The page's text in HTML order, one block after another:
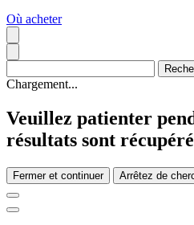
Où acheter
Chargement...
Veuillez patienter
résultats sont
Fermer et continuer Arrêtez de